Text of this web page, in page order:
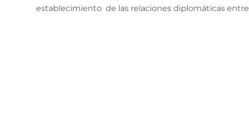
establecimiento de las relaciones diplomáticas entre